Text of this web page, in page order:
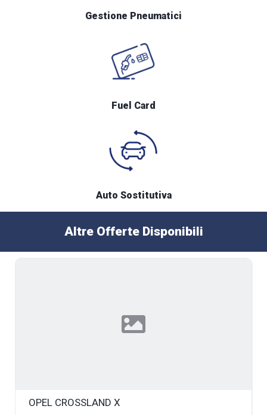
Gestione Pneumatici
Fuel Card
Auto Sostitutiva
Altre Offerte Disponibili
OPEL CROSSLAND X